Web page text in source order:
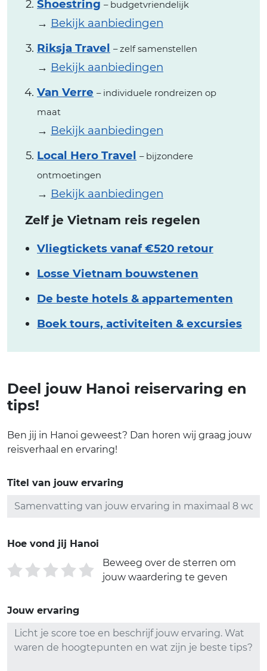
Shoestring – budgetvriendelijk
→ Bekijk aanbiedingen
Riksja Travel – zelf samenstellen
→ Bekijk aanbiedingen
Van Verre – individuele rondreizen op
maat
→ Bekijk aanbiedingen
Local Hero Travel – bijzondere
ontmoetingen
→ Bekijk aanbiedingen
Zelf je Vietnam reis regelen
Vliegtickets vanaf €520 retour
Losse Vietnam bouwstenen
De beste hotels & appartementen
Boek tours, activiteiten & excursies
Deel jouw Hanoi reiservaring en
tips!
Ben jij in Hanoi geweest? Dan horen wij graag jouw
reisverhaal en ervaring!
Titel van jouw ervaring
Hoe vond jij Hanoi
Beweeg over de sterren om
jouw waardering te geven
Jouw ervaring